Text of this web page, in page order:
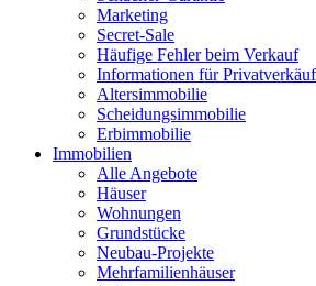
Marketing
Secret-Sale
Häufige Fehler beim Verkauf
Informationen für
Altersimmobilie
Scheidungsimmobilie
Erbimmobilie
Immobilien
Alle Angebote
Häuser
Wohnungen
Grundstücke
Neubau-Projekte
Mehrfamilienhäuser